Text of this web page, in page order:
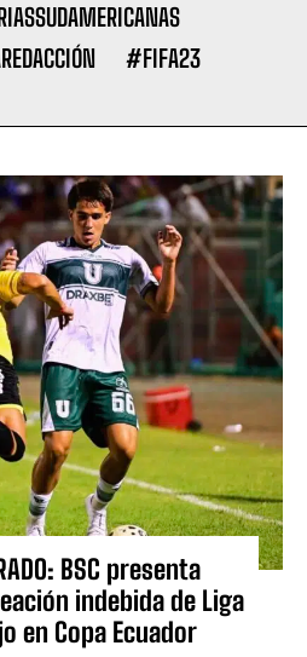
#FIFA23
BSC presenta
indebida de Liga
en Copa Ecuador